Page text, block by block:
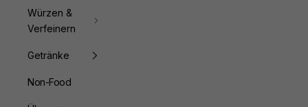
Würzen &
Verfeinern
Getränke
Non-Food